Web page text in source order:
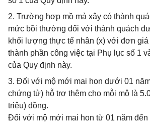
2. Trường hợp mồ mả xây có thành
mức bồi thường đối với thành quách
khối lượng thực tế nhân (x) với đơn giá
thành phần công việc tại Phụ lục số 1
của Quy định này.
3. Đối với mộ mới mai hon dưới 01
chứng tử) hỗ trợ thêm cho mỗi mộ là
triệu) đồng.
Đối với mộ mới mai hon từ 01 năm